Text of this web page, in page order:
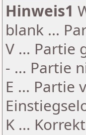
Hinweis1
blank ...
V ... Partie
- ... Partie
E ... Partie
K ...